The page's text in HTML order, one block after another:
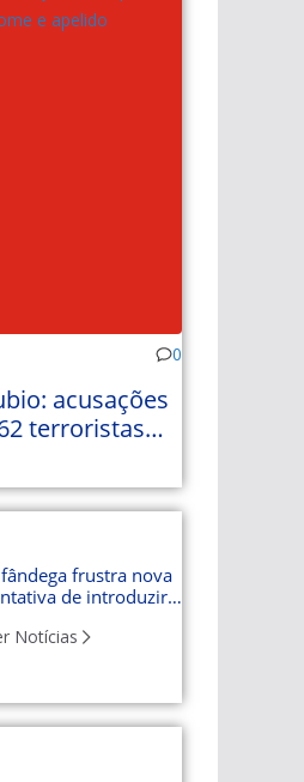
0
acusações
terroristas
frustra nova
de introduzir
Notícias